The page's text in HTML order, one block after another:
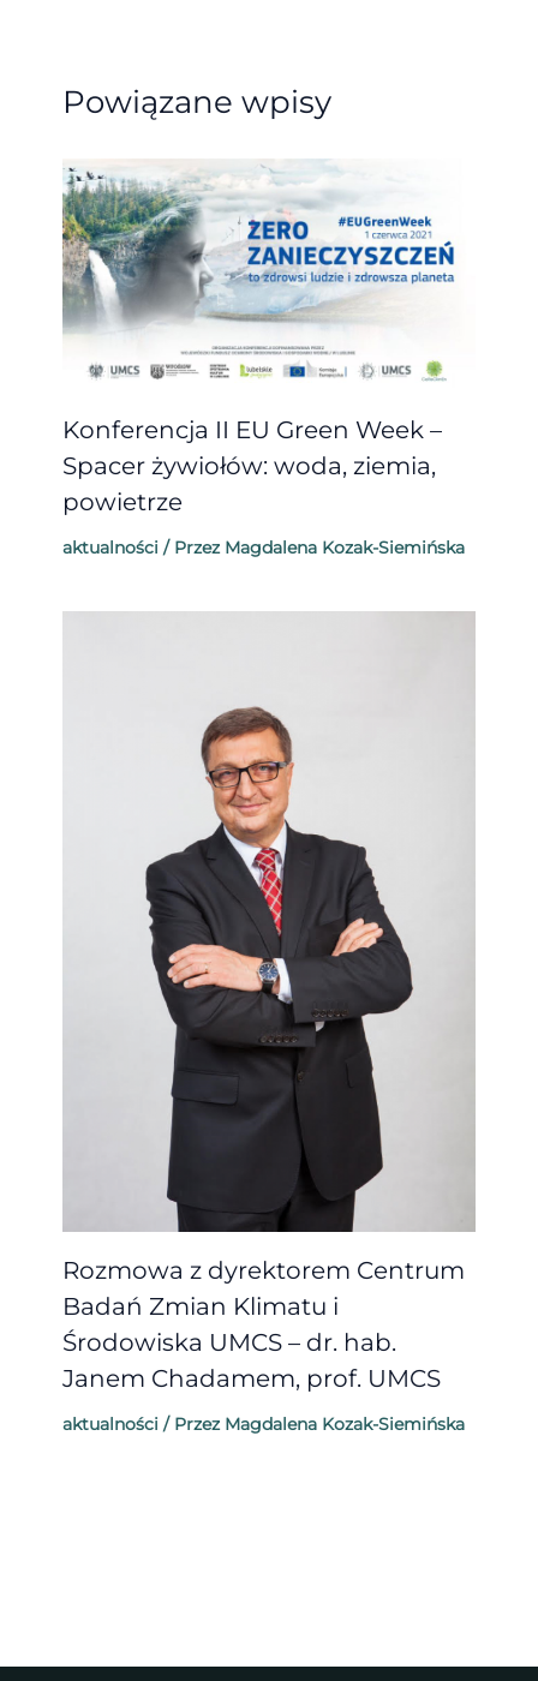
Powiązane wpisy
Konferencja II EU Green Week –
Spacer żywiołów: woda, ziemia,
powietrze
aktualności / Przez Magdalena Kozak-Siemińska
Rozmowa z dyrektorem Centrum
Badań Zmian Klimatu i
Środowiska UMCS – dr. hab.
Janem Chadamem, prof. UMCS
aktualności / Przez Magdalena Kozak-Siemińska